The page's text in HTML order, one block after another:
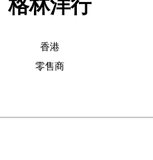
格林洋行
香港
零售商